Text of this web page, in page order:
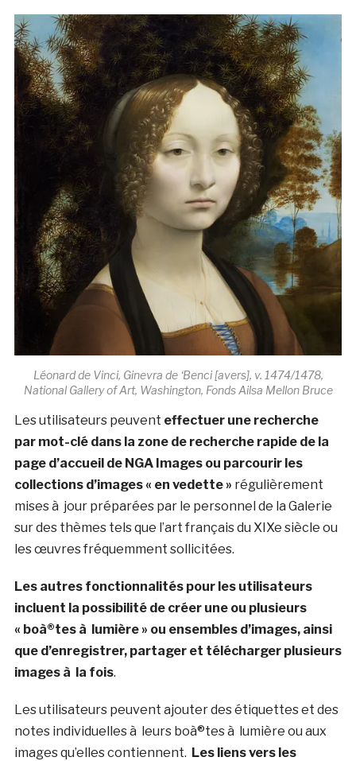
Léonard de Vinci, Ginevra de ‘Benci [avers], v. 1474/1478,
National Gallery of Art, Washington, Fonds Ailsa Mellon Bruce
Les utilisateurs peuvent effectuer une recherche
par mot-clé dans la zone de recherche rapide de la
page d’accueil de NGA Images ou parcourir les
collections d’images « en vedette » régulièrement
mises à jour préparées par le personnel de la Galerie
sur des thèmes tels que l’art français du XIXe siècle ou
les œuvres fréquemment sollicitées.
Les autres fonctionnalités pour les utilisateurs
incluent la possibilité de créer une ou plusieurs
« boà®tes à lumière » ou ensembles d’images, ainsi
que d’enregistrer, partager et télécharger plusieurs
images à la fois.
Les utilisateurs peuvent ajouter des étiquettes et des
notes individuelles à leurs boà®tes à lumière ou aux
images qu’elles contiennent. Les liens vers les